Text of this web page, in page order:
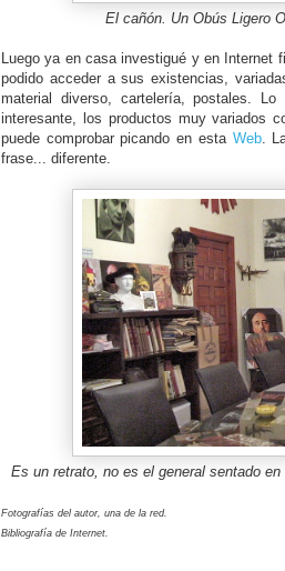
El cañón. Un Obús Ligero
Luego ya en casa investigué y en Internet
podido acceder a sus existencias,
material diverso, cartelería, postales.
interesante, los productos muy variados
puede comprobar picando en esta Web.
frase... diferente.
Es un retrato, no es el general sentado
Fotografías del autor, una de la red.
Bibliografía de Internet.